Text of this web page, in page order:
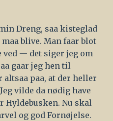
Dreng, saa kisteglad
blive. Man faar blot
ved — det siger jeg om
gaar jeg hen til
altsaa paa, at der heller
vilde da nødig have
Nu skal
og god Fornøjelse.